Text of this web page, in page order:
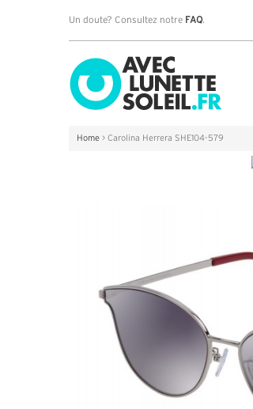
Un doute? Consultez notre FAQ.
Home > Carolina Herrera SHE104-579